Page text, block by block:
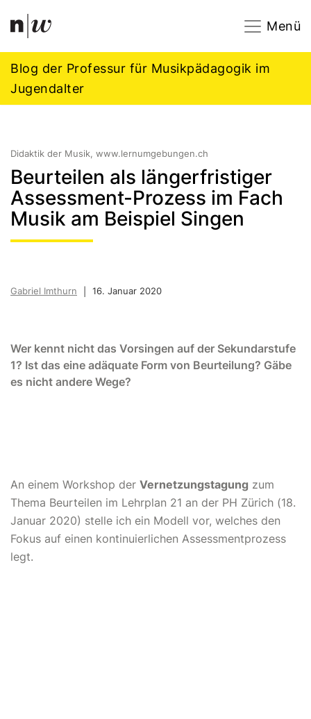
Navigation
Menü
Blog der Professur für Musikpädagogik im
Jugendalter
Didaktik der Musik, www.lernumgebungen.ch
Beurteilen als längerfristiger
Assessment-Prozess im Fach
Musik am Beispiel Singen
Gabriel Imthurn 16. Januar 2020
Wer kennt nicht das Vorsingen auf der Sekundarstufe
1? Ist das eine adäquate Form von Beurteilung? Gäbe
es nicht andere Wege?
An einem Workshop der Vernetzungstagung zum
Thema Beurteilen im Lehrplan 21 an der PH Zürich (18.
Januar 2020) stelle ich ein Modell vor, welches den
Fokus auf einen kontinuierlichen Assessmentprozess
legt.
Footer